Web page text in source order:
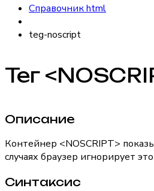
Справочник html
teg-noscript
Тег
Описание
Контейнер <NOSCRIPT>
случаях браузер игнорирует
Синтаксис